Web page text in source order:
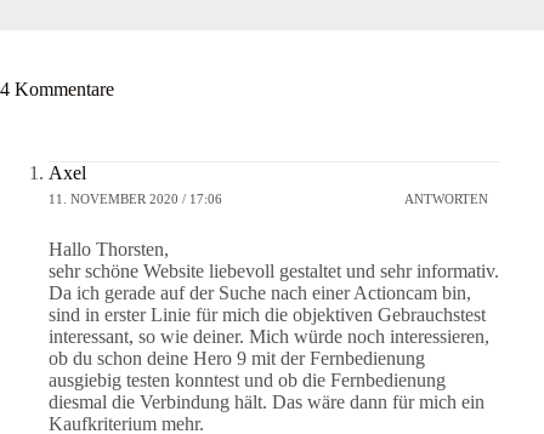
4 Kommentare
Axel
11. NOVEMBER 2020 / 17:06 ANTWORTEN
Hallo Thorsten,
sehr schöne Website liebevoll gestaltet und sehr informativ.
Da ich gerade auf der Suche nach einer Actioncam bin,
sind in erster Linie für mich die objektiven Gebrauchstest
interessant, so wie deiner. Mich würde noch interessieren,
ob du schon deine Hero 9 mit der Fernbedienung
ausgiebig testen konntest und ob die Fernbedienung
diesmal die Verbindung hält. Das wäre dann für mich ein
Kaufkriterium mehr.